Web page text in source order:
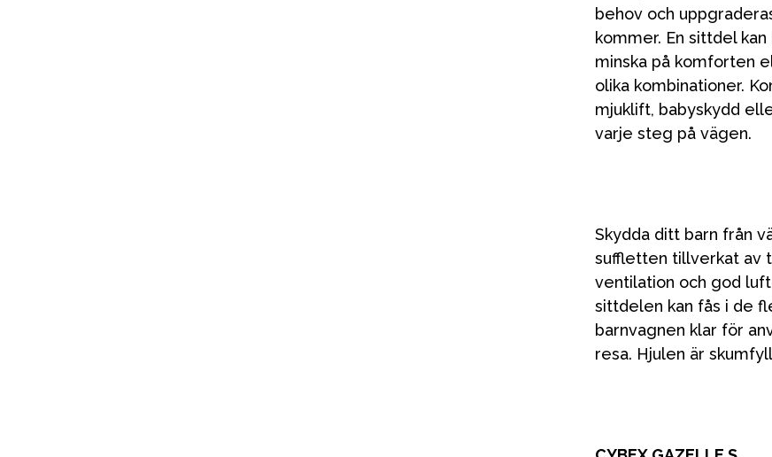
behov och
kommer. En sittdel
minska på komforten
olika kombinationer.
mjuklift, babyskydd
varje steg på vägen.
Skydda ditt barn från
suffletten tillverkat av
ventilation och god
sittdelen kan fås i de
barnvagnen klar för
resa. Hjulen är
Kontakta oss